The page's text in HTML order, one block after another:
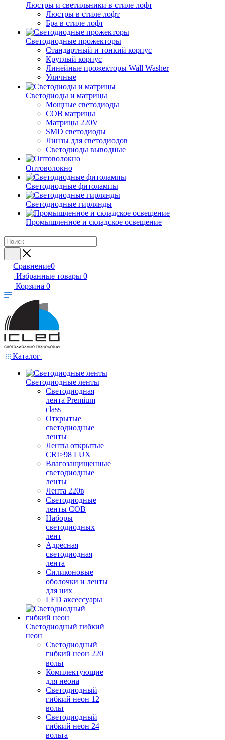
Люстры и светильники в стиле лофт
Люстры в стиле лофт
Бра в стиле лофт
Светодиодные прожекторы
Стандартный и тонкий корпус
Круглый корпус
Линейные прожекторы Wall Washer
Уличные
Светодиоды и матрицы
Мощные светодиоды
COB матрицы
Матрицы 220V
SMD светодиоды
Линзы для светодиодов
Светодиоды выводные
Оптоволокно
Светодиодные фитолампы
Светодиодные гирлянды
Промышленное и складское освещение
Сравнение0
Избранные товары 0
Корзина 0
Каталог
Светодиодные ленты
Светодиодная
лента Premium
class
Открытые
светодиодные
ленты
Ленты открытые
CRI>98 LUX
Влагозащищенные
светодиодные
ленты
Лента 220в
Светодиодные
ленты COB
Наборы
светодиодных
лент
Адресная
светодиодная
лента
Силиконовые
оболочки и ленты
для них
LED аксессуары
Светодиодный гибкий
неон
Светодиодный
гибкий неон 220
вольт
Комплектующие
для неона
Светодиодный
гибкий неон 12
вольт
Светодиодный
гибкий неон 24
вольта